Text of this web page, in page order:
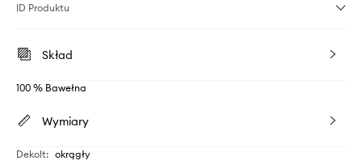
ID Produktu
Skład
100 % Bawełna
Wymiary
Dekolt: okrągły